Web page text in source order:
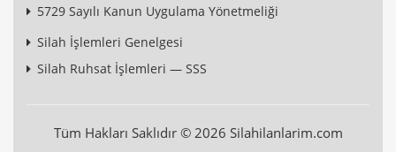
5729 Sayılı Kanun Uygulama Yönetmeliği
Silah İşlemleri Genelgesi
Silah Ruhsat İşlemleri — SSS
Tüm Hakları Saklıdır © 2026 Silahilanlarim.com